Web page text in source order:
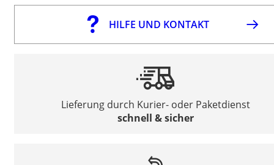
HILFE UND KONTAKT
Lieferung durch Kurier- oder Paketdienst
schnell & sicher